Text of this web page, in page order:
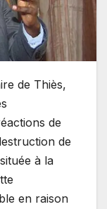
de Thiès,
de
de
à la
en raison